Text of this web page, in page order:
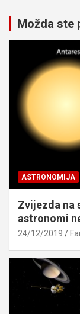
Možda ste
ASTRONOMIJA
Zvijezda na
astronomi
24/12/2019